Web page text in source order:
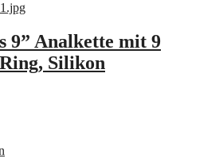
9” Analkette mit 9
Silikon